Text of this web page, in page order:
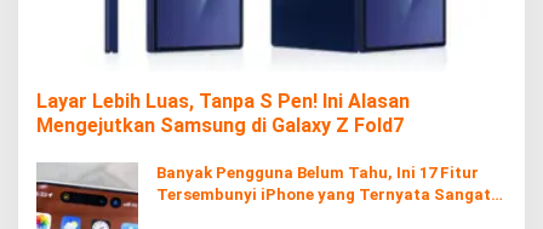
Layar Lebih Luas, Tanpa S Pen! Ini Alasan
Mengejutkan Samsung di Galaxy Z Fold7
Banyak Pengguna Belum Tahu, Ini 17 Fitur
Tersembunyi iPhone yang Ternyata Sangat